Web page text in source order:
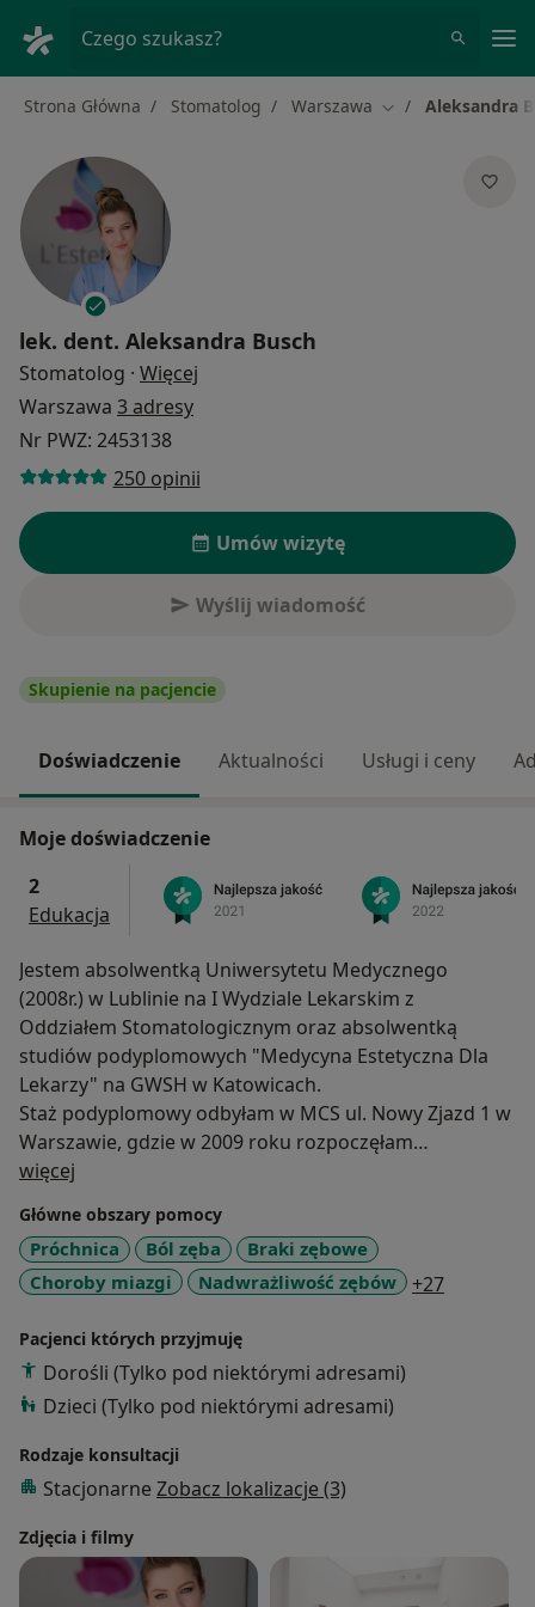
Czego szukasz?
Strona Główna Stomatolog Warszawa Zmień miasto
Aleksandra
lek. dent. Aleksandra Busch
Stomatolog · Więcej
Warszawa 3 adresy
Nr PWZ: 2453138
250 opinii
Umów wizytę
Wyślij wiadomość
Skupienie na pacjencie
Doświadczenie Aktualności Usługi i ceny
Moje doświadczenie
2
Edukacja
Jestem absolwentką Uniwersytetu Medycznego
(2008r.) w Lublinie na I Wydziale Lekarskim z
Oddziałem Stomatologicznym oraz absolwentką
studiów podyplomowych "Medycyna Estetyczna Dla
Lekarzy" na GWSH w Katowicach.
Staż podyplomowy odbyłam w MCS ul. Nowy Zjazd 1 w
Warszawie, gdzie w 2009 roku rozpoczęłam
specjalizację z zakresu stomatologii zachowawczej z
endodoncją. Tytuł specjalisty w tej dziedzinie
uzyskałam po złożeniu Państwowego Egzaminu
Specjalizacyjnego w 2013 roku. Jeszcze w 2011 roku
rozpoczęłam staż w Klinicznym Oddziale Chirurgii
Instytucie Medycznym przy ulicy Szaserów w
Warszawie, gdzie do 2013 roku zdobywałam
doświadczenie z zakresu chirurgii stomatologicznej i
Kilkunastoletnie doświadczenie w pracy z estetyką i
funkcjonalnością uzębienia pozwala mi jako lekarzowi
medycyny estetycznej na interdyscyplinarnie,
indywidualne podejście do każdego pacjenta w
doborze planu terapii przeciwstarzeniowej anti-aging
więcej
Główne obszary pomocy
Próchnica Ból zęba
Braki zębowe
Choroby miazgi
Nadwrażliwość zębów +27
Pacjenci których przyjmuję
Dorośli (Tylko pod niektórymi adresami)
Dzieci (Tylko pod niektórymi adresami)
Rodzaje konsultacji
Stacjonarne Zobacz lokalizacje (3)
Zdjęcia i filmy